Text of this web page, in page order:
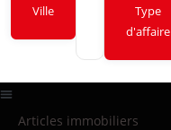
Ville
Type
d'affaire
Articles immobiliers